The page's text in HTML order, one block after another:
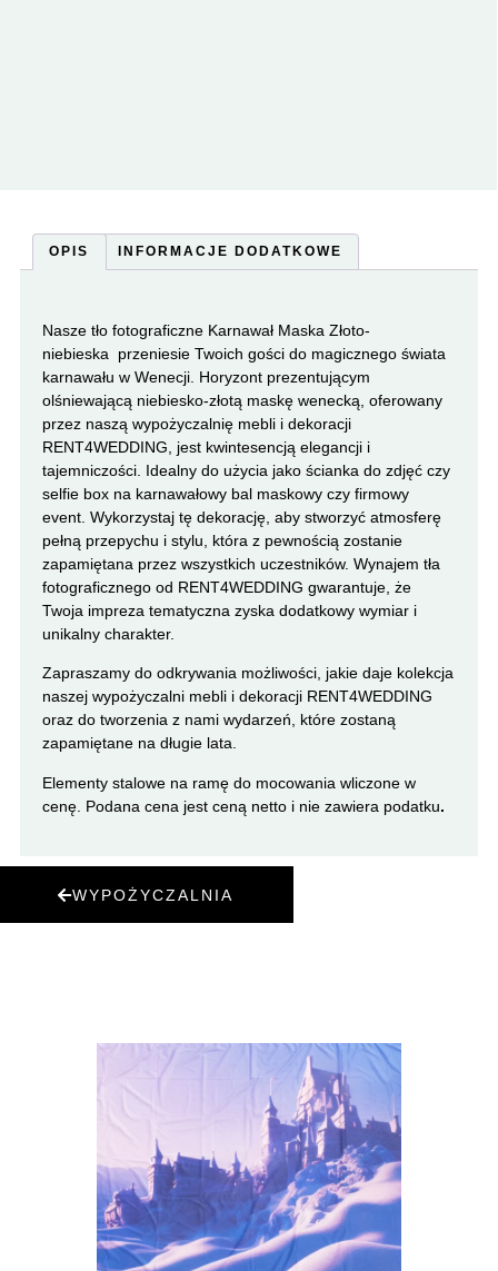
OPIS INFORMACJE DODATKOWE
Nasze tło fotograficzne Karnawał Maska Złoto-
niebieska przeniesie Twoich gości do magicznego świata
karnawału w Wenecji. Horyzont prezentującym
olśniewającą niebiesko-złotą maskę wenecką, oferowany
przez naszą wypożyczalnię mebli i dekoracji
RENT4WEDDING, jest kwintesencją elegancji i
tajemniczości. Idealny do użycia jako ścianka do zdjęć czy
selfie box na karnawałowy bal maskowy czy firmowy
event. Wykorzystaj tę dekorację, aby stworzyć atmosferę
pełną przepychu i stylu, która z pewnością zostanie
zapamiętana przez wszystkich uczestników. Wynajem tła
fotograficznego od RENT4WEDDING gwarantuje, że
Twoja impreza tematyczna zyska dodatkowy wymiar i
unikalny charakter.
Zapraszamy do odkrywania możliwości, jakie daje kolekcja
naszej wypożyczalni mebli i dekoracji RENT4WEDDING
oraz do tworzenia z nami wydarzeń, które zostaną
zapamiętane na długie lata.
Elementy stalowe na ramę do mocowania wliczone w
cenę. Podana cena jest ceną netto i nie zawiera podatku.
WYPOŻYCZALNIA